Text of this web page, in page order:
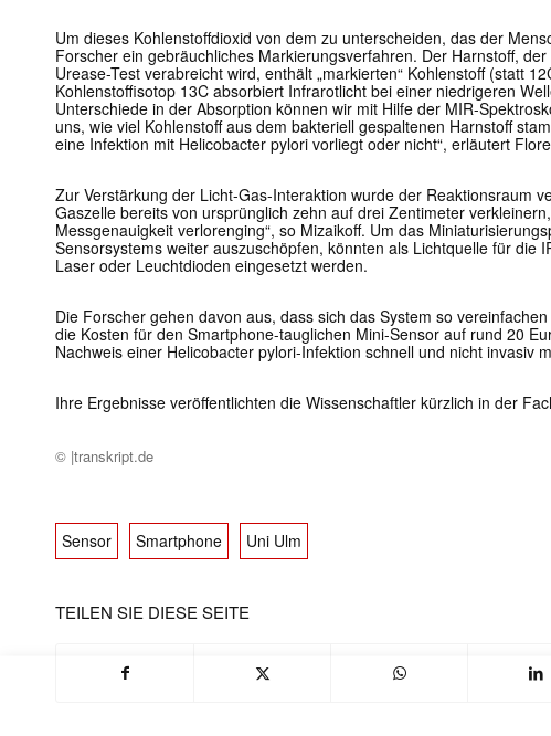
Mit dem
Um dieses Kohlenstoffdioxid von dem zu unterscheiden, das der
Forscher ein gebräuchliches Markierungsverfahren. Der Harnstoff,
Urease-Test verabreicht wird, enthält „markierten“ Kohlenstoff (statt
Kohlenstoffisotop 13C absorbiert Infrarotlicht bei einer niedrigeren
Unterschiede in der Absorption können wir mit Hilfe der MIR-
uns, wie viel Kohlenstoff aus dem bakteriell gespaltenen Harnstoff
eine Infektion mit Helicobacter pylori vorliegt oder nicht“, erläutert
Zur Verstärkung der Licht-Gas-Interaktion wurde der Reaktionsraum
Gaszelle bereits von ursprünglich zehn auf drei Zentimeter
Messgenauigkeit verlorenging“, so Mizaikoff. Um das
Sensorsystems weiter auszuschöpfen, könnten als Lichtquelle für die
Laser oder Leuchtdioden eingesetzt werden.
Die Forscher gehen davon aus, dass sich das System so
die Kosten für den Smartphone-tauglichen Mini-Sensor auf rund 20
Nachweis einer Helicobacter pylori-Infektion schnell und nicht invasiv
Ihre Ergebnisse veröffentlichten die Wissenschaftler kürzlich in der
© |transkript.de
Sensor Smartphone Uni Ulm
TEILEN SIE DIESE SEITE